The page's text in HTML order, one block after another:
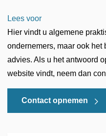
Lees voor
Hier vindt u algemene
ondernemers, maar ook
advies. Als u het antwoord
website vindt, neem dan
Contact opnemen